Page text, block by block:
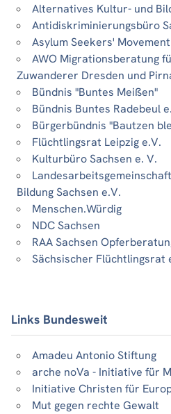
Alternatives Kultur- und
Antidiskriminierungsbüro
Asylum Seekers'
AWO Migrationsberatung
Zuwanderer Dresden und
Bündnis "Buntes Meißen"
Bündnis Buntes Radebeul
Bürgerbündnis "Bautzen
Flüchtlingsrat Leipzig e.V.
Kulturbüro Sachsen e. V.
Bildung Sachsen e.V.
Menschen.Würdig
NDC Sachsen
RAA Sachsen
Sächsischer Flüchtlingsrat
Links Bundesweit
Amadeu Antonio Stiftung
arche noVa - Initiative für
Initiative Christen für
Mut gegen rechte Gewalt